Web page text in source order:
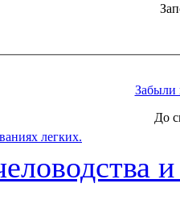
Забыли
До
легких.